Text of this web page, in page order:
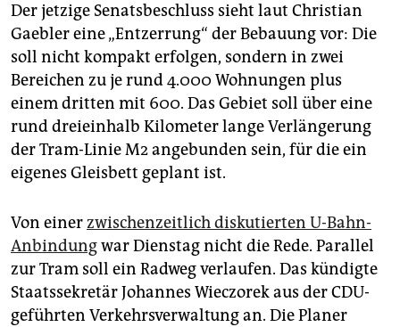
Der jetzige Senatsbeschluss sieht laut Christian
Gaebler eine „Entzerrung“ der Bebauung vor: Die
soll nicht kompakt erfolgen, sondern in zwei
Bereichen zu je rund 4.000 Wohnungen plus
einem dritten mit 600. Das Gebiet soll über eine
rund dreieinhalb Kilometer lange Verlängerung
der Tram-Linie M2 angebunden sein, für die ein
eigenes Gleisbett geplant ist.
Von einerzwischenzeitlich diskutierten U-Bahn-
Anbindungwar Dienstag nicht die Rede. Parallel
zur Tram soll ein Radweg verlaufen. Das kündigte
Staatssekretär Johannes Wieczorek aus der CDU-
geführten Verkehrsverwaltung an. Die Planer